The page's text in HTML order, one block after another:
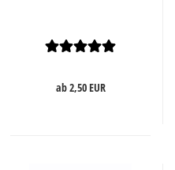
ab 2,50 EUR